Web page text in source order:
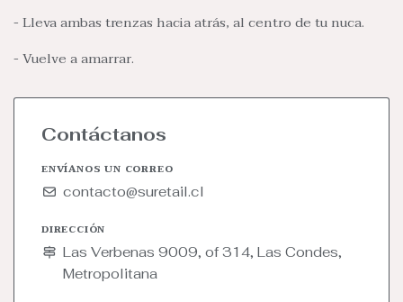
- Lleva ambas trenzas hacia atrás, al centro de tu nuca.
- Vuelve a amarrar.
Contáctanos
ENVÍANOS UN CORREO
contacto@suretail.cl
DIRECCIÓN
Las Verbenas 9009, of 314, Las Condes,
Metropolitana